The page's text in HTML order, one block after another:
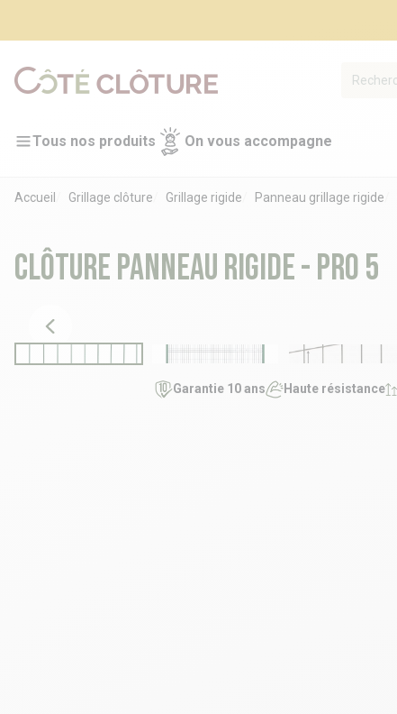
Tous nos produits On vous accompagne
Accueil Grillage clôture Grillage rigide Panneau grillage rigide
Clôture panneau rigide - PRO 5
Garantie 10 ans Haute résistance